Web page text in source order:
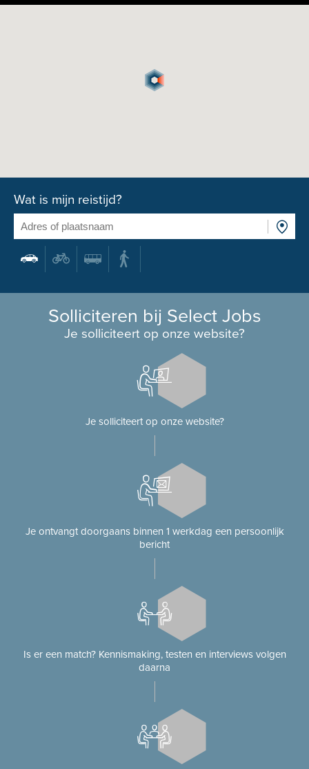
Wat is mijn reistijd?
Solliciteren bij Select Jobs
Je solliciteert op onze website?
Je solliciteert op onze website?
Je ontvangt doorgaans binnen 1 werkdag een persoonlijk
bericht
Is er een match? Kennismaking, testen en interviews volgen
daarna